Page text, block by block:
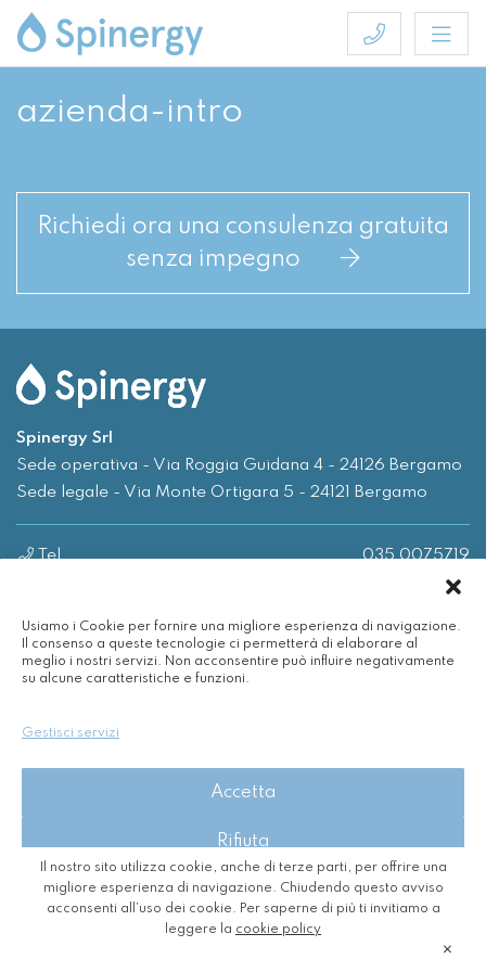
Usiamo i Cookie per fornire una migliore esperienza di navigazione.
Il consenso a queste tecnologie ci permetterà di elaborare al
meglio i nostri servizi. Non acconsentire può influire negativamente
su alcune caratteristiche e funzioni.
Gestisci servizi
Accetta
Rifiuta
Visualizza le preferenze
azienda-intro
Richiedi ora una consulenza gratuita
senza impegno
Spinergy Srl
Sede operativa - Via Roggia Guidana 4 - 24126 Bergamo
Sede legale - Via Monte Ortigara 5 - 24121 Bergamo
Tel.
035 0075719
info@spinergy.it
Azienda
Servizi
Nuvola
2026 - Spinergy Srl - P. IVA 03718630167
Privacy Policy- Cookie Policy- CREDITS
Il nostro sito utilizza cookie, anche di terze parti, per offrire una
migliore esperienza di navigazione. Chiudendo questo avviso
acconsenti all’uso dei cookie. Per saperne di più ti invitiamo a
leggere la cookie policy